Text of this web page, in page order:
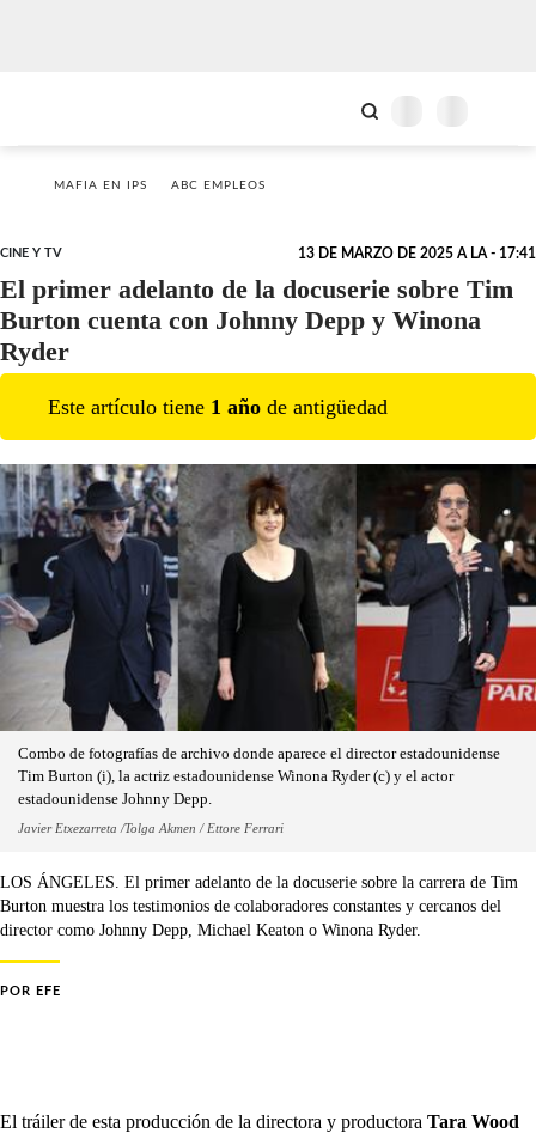
MAFIA EN IPS ABC EMPLEOS
CINE Y TV 13 DE MARZO DE 2025 A LA - 17:41
El primer adelanto de la docuserie sobre Tim
Burton cuenta con Johnny Depp y Winona
Ryder
Este artículo tiene 1 año de antigüedad
Combo de fotografías de archivo donde aparece el director estadounidense
Tim Burton (i), la actriz estadounidense Winona Ryder (c) y el actor
estadounidense Johnny Depp.
Javier Etxezarreta /Tolga Akmen / Ettore Ferrari
LOS ÁNGELES. El primer adelanto de la docuserie sobre la carrera de Tim
Burton muestra los testimonios de colaboradores constantes y cercanos del
director como Johnny Depp, Michael Keaton o Winona Ryder.
POR EFE
El tráiler de esta producción de la directora y productora Tara Wood